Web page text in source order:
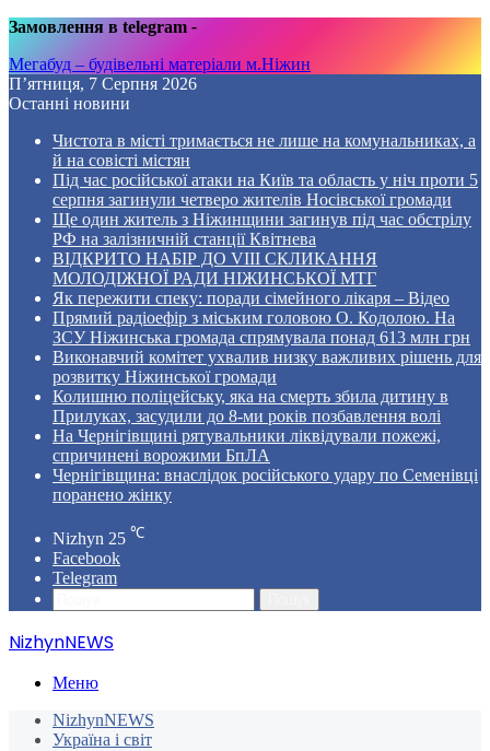
Замовлення в telegram -
Мегабуд – будівельні матеріали м.Ніжин
П’ятниця, 7 Серпня 2026
Останні новини
Чистота в місті тримається не лише на комунальниках, а
й на совісті містян
Під час російської атаки на Київ та область у ніч проти 5
серпня загинули четверо жителів Носівської громади
Ще один житель з Ніжинщини загинув під час обстрілу
РФ на залізничній станції Квітнева
ВІДКРИТО НАБІР ДО VIII СКЛИКАННЯ
МОЛОДІЖНОЇ РАДИ НІЖИНСЬКОЇ МТГ
Як пережити спеку: поради сімейного лікаря – Відео
Прямий радіоефір з міським головою О. Кодолою. На
ЗСУ Ніжинська громада спрямувала понад 613 млн грн
Виконавчий комітет ухвалив низку важливих рішень для
розвитку Ніжинської громади
Колишню поліцейську, яка на смерть збила дитину в
Прилуках, засудили до 8-ми років позбавлення волі
На Чернігівщині рятувальники ліквідували пожежі,
спричинені ворожими БпЛА
Чернігівщина: внаслідок російського удару по Семенівці
поранено жінку
Nizhyn 25 ℃
Facebook
Telegram
NizhynNEWS
Меню
NizhynNEWS
Україна і світ